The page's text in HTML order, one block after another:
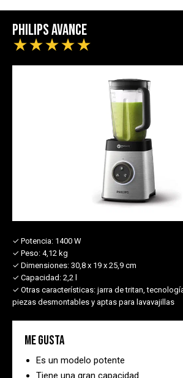
Philips Avance
★★★★★
✓ Potencia: 1400 W
✓ Peso: 4,12 kg
✓ Dimensiones: 30,8 x 19 x 25,9 cm
✓ Capacidad: 2,2 l
✓ Otras características: jarra de tritan,
piezas desmontables y aptas para lavavajillas
Me gusta
Es un modelo potente
Tiene una gran capacidad